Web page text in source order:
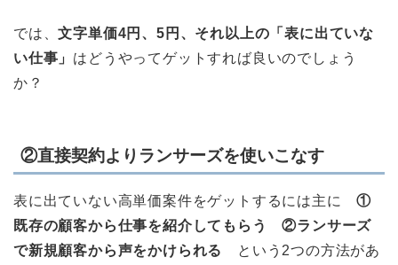
では、文字単価4円、5円、それ以上の「表に出ていな
い仕事」 はどうやってゲットすれば良いのでしょう
か？
②直接契約よりランサーズを使いこなす
表に出ていない高単価案件をゲットするには主に①
既存の顧客から仕事を紹介してもらう ②ランサーズ
で新規顧客から声をかけられる
という2つの方法があ